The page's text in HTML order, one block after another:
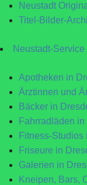
Neustadt
Titel-Bilder-
Neustadt-Service
Apotheken in
Ärztinnen und
Bäcker in
Fahrradläden
Fitness-
Friseure in
Galerien in
Kneipen, Bars,